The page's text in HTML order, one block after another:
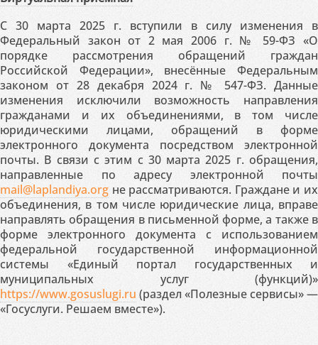
С 30 марта 2025 г. вступили в силу изменения в
Федеральный закон от 2 мая 2006 г. № 59-ФЗ «О
порядке рассмотрения обращений граждан
Российской Федерации», внесённые Федеральным
законом от 28 декабря 2024 г. № 547-ФЗ. Данные
изменения исключили возможность направления
гражданами и их объединениями, в том числе
юридическими лицами, обращений в форме
электронного документа посредством электронной
почты. В связи с этим с 30 марта 2025 г. обращения,
направленные по адресу электронной почты
mail@laplandiya.org не рассматриваются. Граждане и их
объединения, в том числе юридические лица, вправе
направлять обращения в письменной форме, а также в
форме электронного документа с использованием
федеральной государственной информационной
системы «Единый портал государственных и
муниципальных услуг (функций)»
https://www.gosuslugi.ru (раздел «Полезные сервисы» —
«Госуслуги. Решаем вместе»).